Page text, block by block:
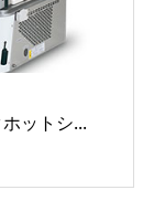
ットシ...